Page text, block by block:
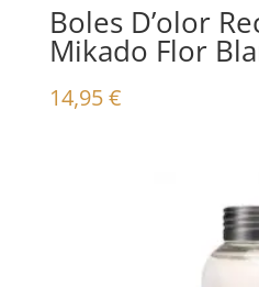
Boles D’olor
Mikado Flor
14,95€